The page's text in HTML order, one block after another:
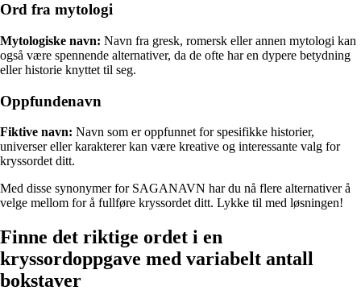
Ord fra mytologi
Mytologiske navn: Navn fra gresk, romersk eller annen mytologi kan
også være spennende alternativer, da de ofte har en dypere betydning
eller historie knyttet til seg.
Oppfundenavn
Fiktive navn: Navn som er oppfunnet for spesifikke historier,
universer eller karakterer kan være kreative og interessante valg for
kryssordet ditt.
Med disse synonymer for SAGANAVN har du nå flere alternativer å
velge mellom for å fullføre kryssordet ditt. Lykke til med løsningen!
Finne det riktige ordet i en
kryssordoppgave med variabelt antall
bokstaver